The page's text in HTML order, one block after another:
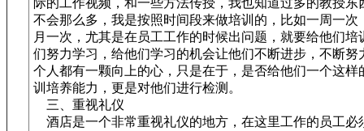
际的工作视频，和一些方法传授，我也知道过多的教授东
不会那么多，我是按照时间段来做培训的，比如一周一次
月一次，尤其是在员工工作的时候出问题，就要给他们培
们努力学习，给他们学习的机会让他们不断进步，不断努
个人都有一颗向上的心，只是在于，是否给他们一个这样
训培养能力，更是对他们进行检测。
三、重视礼仪
酒店是一个非常重视礼仪的地方，在这里工作的员工必